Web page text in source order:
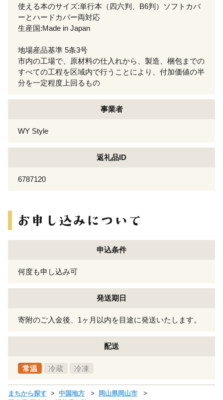
使える本のサイズ:単行本（四六判、B6判）ソフトカバ
ーとハードカバー両対応
生産国:Made in Japan
地場産品基準 5条3号
市内の工場で、原材料の仕入れから、製造、梱包までの
すべての工程を区域内で行うことにより、付加価値の半
分を一定程度上回るもの
事業者
WY Style
返礼品ID
6787120
申込条件
何度も申し込み可
発送期日
寄附のご入金後、1ヶ月以内を目途に発送いたします。
配送
常温 冷蔵 冷凍
まちから探す 中国地方
岡山県岡山市